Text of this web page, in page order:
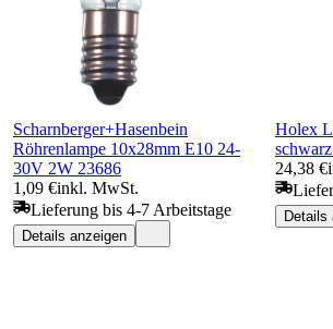
Scharnberger+Hasenbein
Röhrenlampe 10x28mm E10 24-
30V 2W 23686
1,09 €inkl. MwSt.
Lieferung bis 4-7 Arbeitstage
Details anzeigen
Holex
24,38 €
Details